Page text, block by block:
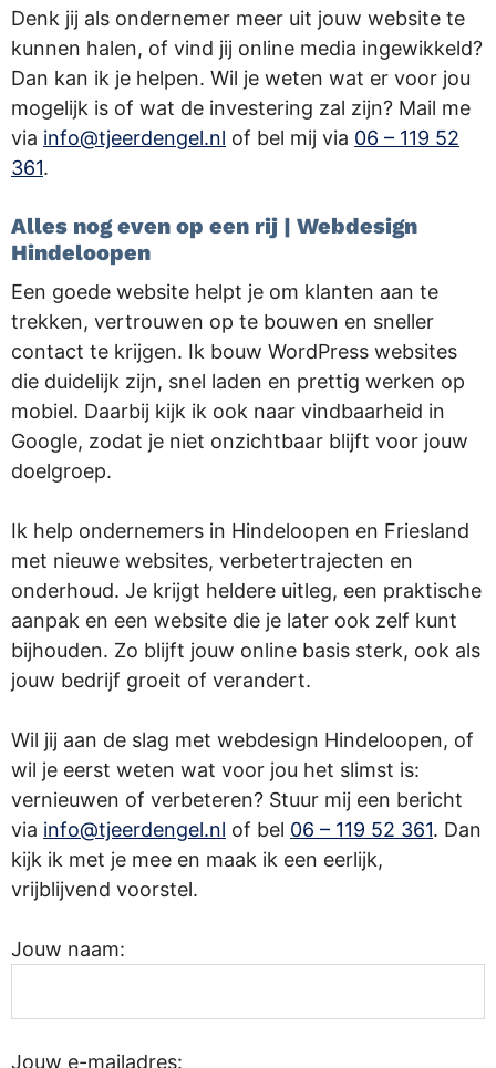
Denk jij als ondernemer meer uit jouw website te
kunnen halen, of vind jij online media ingewikkeld?
Dan kan ik je helpen. Wil je weten wat er voor jou
mogelijk is of wat de investering zal zijn? Mail me
via info@tjeerdengel.nl of bel mij via 06 – 119 52
361.
Alles nog even op een rij | Webdesign
Hindeloopen
Een goede website helpt je om klanten aan te
trekken, vertrouwen op te bouwen en sneller
contact te krijgen. Ik bouw WordPress websites
die duidelijk zijn, snel laden en prettig werken op
mobiel. Daarbij kijk ik ook naar vindbaarheid in
Google, zodat je niet onzichtbaar blijft voor jouw
doelgroep.
Ik help ondernemers in Hindeloopen en Friesland
met nieuwe websites, verbetertrajecten en
onderhoud. Je krijgt heldere uitleg, een praktische
aanpak en een website die je later ook zelf kunt
bijhouden. Zo blijft jouw online basis sterk, ook als
jouw bedrijf groeit of verandert.
Wil jij aan de slag met webdesign Hindeloopen, of
wil je eerst weten wat voor jou het slimst is:
vernieuwen of verbeteren? Stuur mij een bericht
via info@tjeerdengel.nl of bel 06 – 119 52 361. Dan
kijk ik met je mee en maak ik een eerlijk,
vrijblijvend voorstel.
Jouw naam:
Jouw e-mailadres: